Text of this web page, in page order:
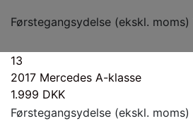
Førstegangsydelse (ekskl. moms)
13
2017 Mercedes A-klasse
1.999 DKK
Førstegangsydelse (ekskl. moms)